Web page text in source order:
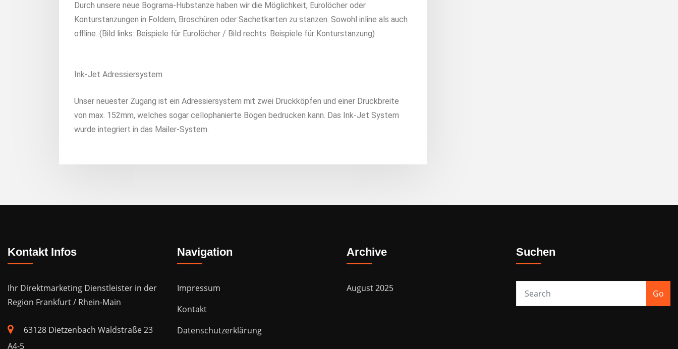
Durch unsere neue Bograma-Hubstanze haben wir die Möglichkeit, Eurolöcher oder
Konturstanzungen in Foldern, Broschüren oder Sachetkarten zu stanzen. Sowohl inline als auch
offline. (Bild links: Beispiele für Eurolöcher / Bild rechts: Beispiele für Konturstanzung)
Ink-Jet Adressiersystem
Unser neuester Zugang ist ein Adressiersystem mit zwei Druckköpfen und einer Druckbreite
von max. 152mm, welches sogar cellophanierte Bögen bedrucken kann. Das Ink-Jet System
wurde integriert in das Mailer-System.
Kontakt Infos
Ihr Direktmarketing Dienstleister in der
Region Frankfurt / Rhein-Main
63128 Dietzenbach Waldstraße 23
A4-5
Navigation
Impressum
Kontakt
Datenschutzerklärung
Archive
August 2025
Suchen
Go